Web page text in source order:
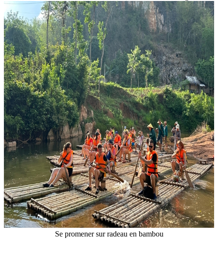
Se promener sur radeau en bambou